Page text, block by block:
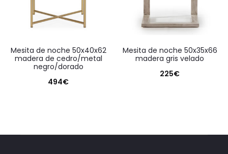
mesita de noche 50x40x62
madera de cedro/metal
negro/dorado
494€
mesita de noche 50x35x66
madera gris velado
225€